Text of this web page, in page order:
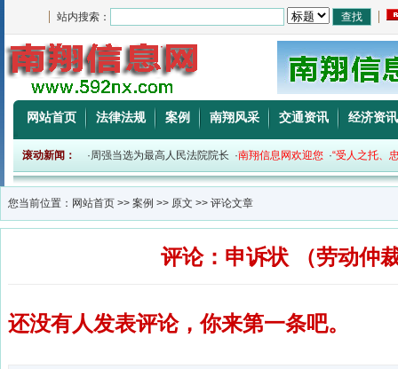
站内搜索：
网站首页 法律法规 案例 南翔风采 交通资讯 经济资讯
滚动新闻：
公平正义。 周强当选为最高人民法院院长 ·南翔信息网欢迎您 ·“受人之托、忠
您当前位置： 网站首页 >> 案例 >> 原文 >> 评论文章
评论：申诉状 （劳动仲
还没有人发表评论，你来第一条吧。